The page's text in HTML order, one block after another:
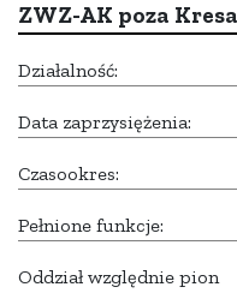
ZWZ-AK poza
Działalność:
Data zaprzysiężenia:
Czasookres:
Pełnione funkcje:
Oddział względnie pion